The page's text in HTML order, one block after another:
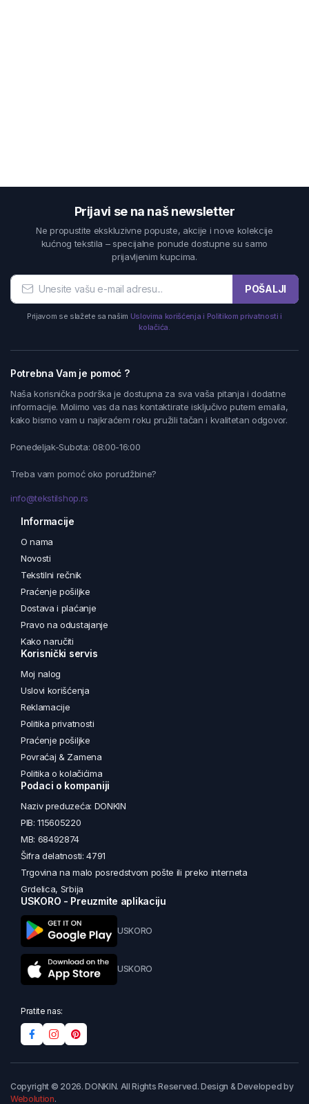
Prijavi se na naš newsletter
Ne propustite ekskluzivne popuste, akcije i nove kolekcije
kućnog tekstila – specijalne ponude dostupne su samo
prijavljenim kupcima.
POŠALJI
Prijavom se slažete sa našim Uslovima korišćenja i Politikom privatnosti i
kolačića.
Potrebna Vam je pomoć ?
Naša korisnička podrška je dostupna za sva vaša pitanja i dodatne
informacije. Molimo vas da nas kontaktirate isključivo putem emaila,
kako bismo vam u najkraćem roku pružili tačan i kvalitetan odgovor.
Ponedeljak-Subota: 08:00-16:00
Treba vam pomoć oko porudžbine?
info@tekstilshop.rs
Informacije
O nama
Novosti
Tekstilni rečnik
Praćenje pošiljke
Dostava i plaćanje
Pravo na odustajanje
Kako naručiti
Korisnički servis
Moj nalog
Uslovi korišćenja
Reklamacije
Politika privatnosti
Praćenje pošiljke
Povraćaj & Zamena
Politika o kolačićima
Podaci o kompaniji
Naziv preduzeća: DONKIN
PIB: 115605220
MB: 68492874
Šifra delatnosti: 4791
Trgovina na malo posredstvom pošte ili preko interneta
Grdelica, Srbija
USKORO - Preuzmite aplikaciju
USKORO
USKORO
Pratite nas:
Copyright © 2026. DONKIN. All Rights Reserved. Design & Developed by
Webolution.